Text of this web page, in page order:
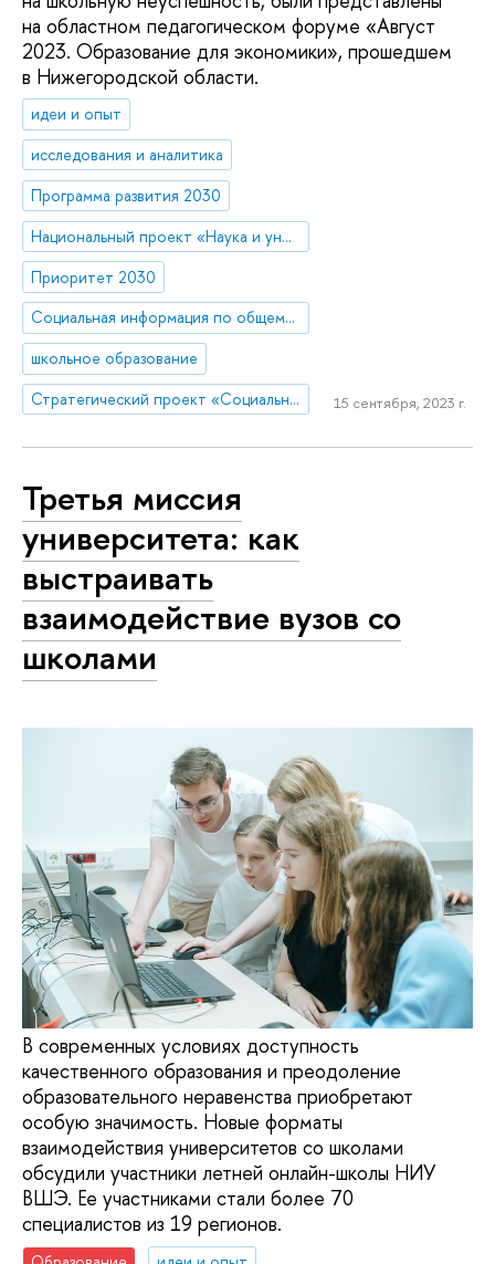
на областном педагогическом форуме «Август
2023. Образование для экономики», прошедшем
в Нижегородской области.
идеи и опыт
исследования и аналитика
Программа развития 2030
Национальный проект «Наука и университеты»
Приоритет 2030
Социальная информация по общему образованию
школьное образование
Стратегический проект «Социальная политика устойчивого развития и инклюзивного экономического роста»
15 сентября, 2023 г.
Третья миссия
университета: как
выстраивать
взаимодействие вузов со
школами
В современных условиях доступность
качественного образования и преодоление
образовательного неравенства приобретают
особую значимость. Новые форматы
взаимодействия университетов со школами
обсудили участники летней онлайн-школы НИУ
ВШЭ. Ее участниками стали более 70
специалистов из 19 регионов.